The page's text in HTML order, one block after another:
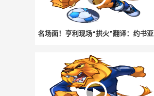
名场面！亨利现场“拱火”翻译：约书亚